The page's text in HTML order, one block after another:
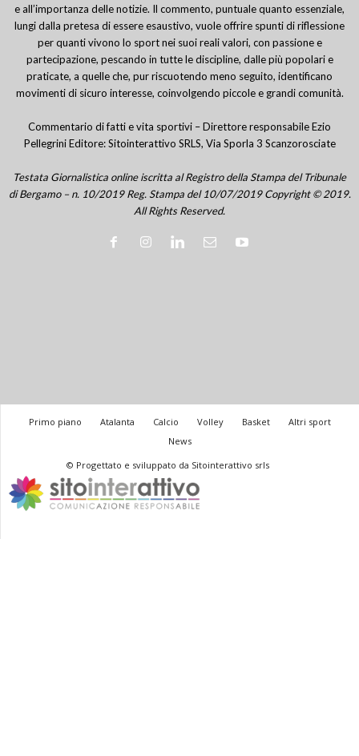
e all’importanza delle notizie. Il commento, puntuale quanto essenziale,
lungi dalla pretesa di essere esaustivo, vuole offrire spunti di riflessione
per quanti vivono lo sport nei suoi reali valori, con passione e
partecipazione, pescando in tutte le discipline, dalle più popolari e
praticate, a quelle che, pur riscuotendo meno seguito, identificano
movimenti di sicuro interesse, coinvolgendo piccole e grandi comunità.
Commentario di fatti e vita sportivi – Direttore responsabile Ezio
Pellegrini Editore: Sitointerattivo SRLS, Via Sporla 3 Scanzorosciate
Testata Giornalistica online iscritta al Registro della Stampa del Tribunale
di Bergamo – n. 10/2019 Reg. Stampa del 10/07/2019 Copyright © 2019.
All Rights Reserved.
Primo piano Atalanta Calcio Volley Basket
Altri sport
News
© Progettato e sviluppato da Sitointerattivo srls